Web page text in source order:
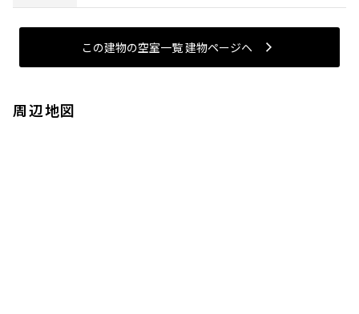
この建物の空室一覧 建物ページヘ
周辺地図